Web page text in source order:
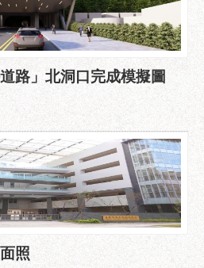
路」北洞口完成模擬圖
照